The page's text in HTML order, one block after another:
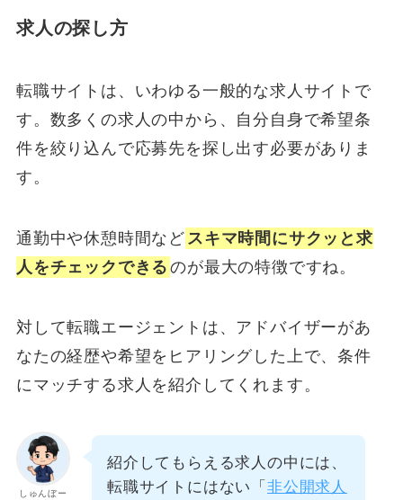
求人の探し方
転職サイトは、いわゆる一般的な求人サイトで
す。数多くの求人の中から、自分自身で希望条
件を絞り込んで応募先を探し出す必要がありま
す。
通勤中や休憩時間など スキマ時間にサクッと求
人をチェックできる のが最大の特徴ですね。
対して転職エージェントは、アドバイザーがあ
なたの経歴や希望をヒアリングした上で、条件
にマッチする求人を紹介してくれます。
しゅんぼー
紹介してもらえる求人の中には、
転職サイトにはない「 非公開求人